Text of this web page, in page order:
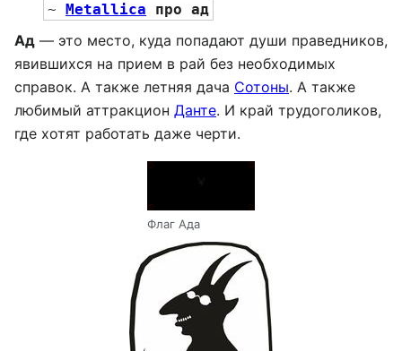
~
Metallica про ад
Ад — это место, куда попадают души праведников,
явившихся на прием в рай без необходимых
справок. А также летняя дача Сотоны. А также
любимый аттракцион Данте. И край трудоголиков,
где хотят работать даже черти.
Флаг Ада